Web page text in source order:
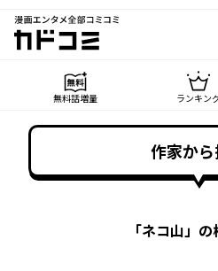
漫画エンタメ全部コミコミ
カドコミ
無料話増量 ランキン
作家か
「ネコ山」の